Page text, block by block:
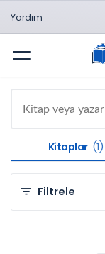
Yardım
Menü
Kitaplar (1)
Filtrele